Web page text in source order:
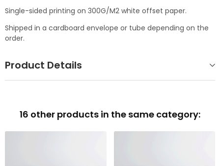
Single-sided printing on 300G/M2 white offset paper.
Shipped in a cardboard envelope or tube depending on the
order.
Product Details
16 other products in the same category: